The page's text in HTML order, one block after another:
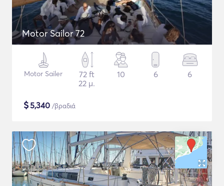
Motor Sailor 72
Motor Sailer
72 ft
22 μ.
10 6 6
$5,340 /βραδιά